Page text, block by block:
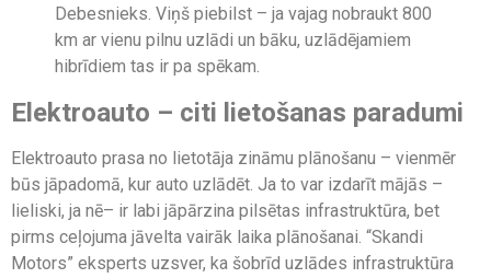
Debesnieks. Viņš piebilst – ja vajag nobraukt 800
km ar vienu pilnu uzlādi un bāku, uzlādējamiem
hibrīdiem tas ir pa spēkam.
Elektroauto – citi lietošanas paradumi
Elektroauto prasa no lietotāja zināmu plānošanu – vienmēr
būs jāpadomā, kur auto uzlādēt. Ja to var izdarīt mājās –
lieliski, ja nē– ir labi jāpārzina pilsētas infrastruktūra, bet
pirms ceļojuma jāvelta vairāk laika plānošanai. “Skandi
Motors” eksperts uzsver, ka šobrīd uzlādes infrastruktūra